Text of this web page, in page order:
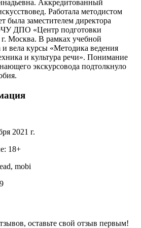
Аккредитованный
Работала методистом
была заместителем директора
ДПО «Центр подготовки
Москва. В рамках учебной
и вела курсы «Методика ведения
и культура речи». Понимание
экскурсовода подтолкнуло
2021 г.
18+
mobi
оставьте свой отзыв первым!